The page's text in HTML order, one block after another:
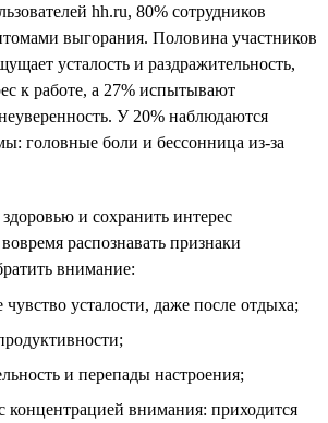
hh.ru, 80% сотрудников
выгорания. Половина участников
усталость и раздражительность,
к работе, а 27% испытывают
У 20% наблюдаются
головные боли и бессонница из-за
и сохранить интерес
распознавать признаки
внимание:
чувство усталости, даже после отдыха;
и перепады настроения;
концентрацией внимания: приходится